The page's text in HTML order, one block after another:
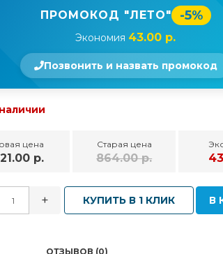
ПРОМОКОД "ЛЕТО" -5%
Экономия 43.00 р.
Позвонить и назвать промокод
цена
р.
Старая цена
864.00 р.
+ КУПИТЬ В 1 КЛИК В
ОТЗЫВОВ (0)